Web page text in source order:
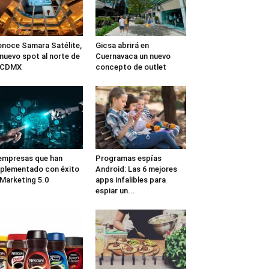
Samara Satélite,
spot al norte de
Gicsa abrirá en
Cuernavaca un nuevo
concepto de outlet
que han
con éxito
5.0
Programas espías
Android: Las 6 mejores
apps infalibles para
espiar un...